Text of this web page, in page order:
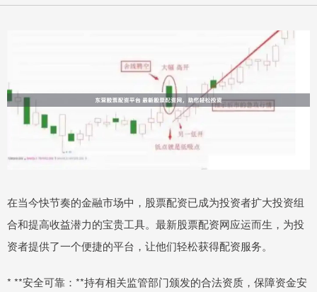
在当今快节奏的金融市场中，股票配资已成为投资者扩大投资组
合和提高收益潜力的宝贵工具。最新股票配资网应运而生，为投
资者提供了一个便捷的平台，让他们轻松获得配资服务。
* **安全可靠：**持有相关监管部门颁发的合法资质，保障资金安